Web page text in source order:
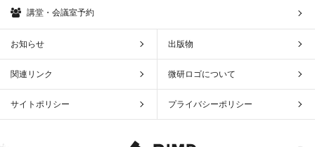
講堂・会議室予約
お知らせ 出版物
関連リンク 微研ロゴについて
サイトポリシー プライバシーポリシー